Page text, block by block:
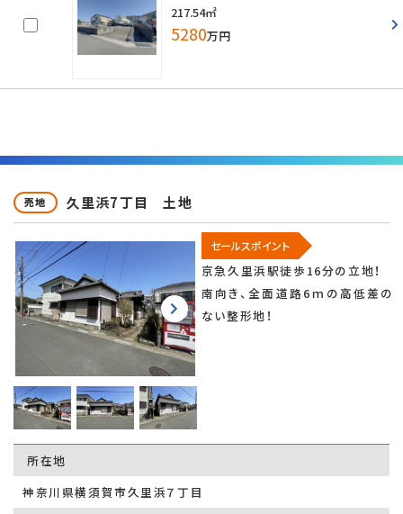
217.54㎡
5280万円
売地 久里浜7丁目 土地
セールスポイント
京急久里浜駅徒歩16分の立地！
南向き、全面道路6ｍの高低差の
ない整形地！
所在地
神奈川県横須賀市久里浜７丁目